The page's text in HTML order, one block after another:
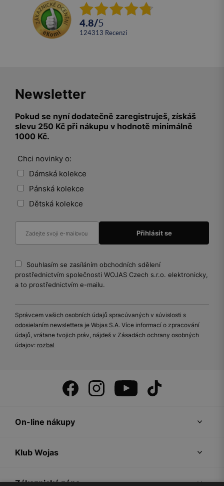
4.8/5
124313 recenzí
Newsletter
Pokud se nyní dodatečně zaregistruješ, získáš
slevu 250 Kč při nákupu v hodnotě minimálně
1000 Kč.
Chci novinky o:
Dámská kolekce
Pánská kolekce
Dětská kolekce
Souhlasím se zasíláním obchodních sdělení
prostřednictvím společnosti WOJAS Czech s.r.o. elektronicky,
a to prostřednictvím e-mailu.
Správcem vašich osobních údajů spracúvaných v súvislosti s
odosielaním newslettera je Wojas S.A. Více informací o zpracování
údajů, vrátane tvojich práv, nájdeš v Zásadách ochrany osobných
údajov: rozbal
On-line nákupy
Klub Wojas
Zákaznická zóna